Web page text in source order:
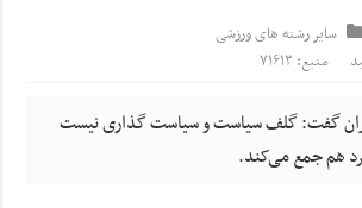
سایر رشته های ورزشی
منبع: ۷۱۶۱۳
گفت: گلف سیاست و سیاست گذاری نیست
هم جمع می‌کند.